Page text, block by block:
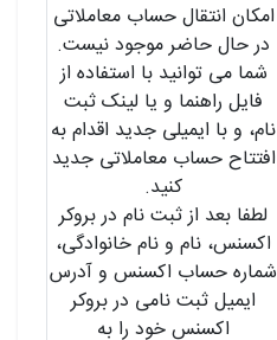
امکان انتقال حساب معاملاتی
در حال حاضر موجود نیست.
شما می توانید با استفاده از
فایل راهنما و یا لینک ثبت
نام، و با ایمیلی جدید اقدام به
افتتاح حساب معاملاتی جدید
کنید.
لطفا بعد از ثبت نام در بروکر
اکسنس، نام و نام خانوادگی،
شماره حساب اکسنس و آدرس
ایمیل ثبت نامی در بروکر
اکسنس خود را به